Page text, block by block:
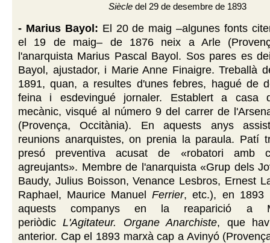
Siècledel 29 de desembre de 1893
- Marius Bayol: El 20 de maig –algunes fonts
el 19 de maig– de 1876 neix a Arle
l'anarquista Marius Pascal Bayol. Sos pares es
Bayol, ajustador, i Marie Anne Finaigre. Treballà
1891, quan, a resultes d'unes febres, hagué de
feina i esdevingué jornaler. Establert a casa
mecànic, visqué al número 9 del carrer de
(Provença, Occitània). En aquests anys
reunions anarquistes, on prenia la paraula. Patí
presó preventiva acusat de «robatori amb
agreujants». Membre de l'anarquista «Grup dels
Baudy, Julius Boisson, Venance Lesbros, Ernest
Raphael, Maurice ManuelFerrier, etc.), en 1893
aquests companys en la reaparició a
periòdicL'Agitateur. Organe Anarchiste, que
anterior. Cap el 1893 marxà cap a Avinyó